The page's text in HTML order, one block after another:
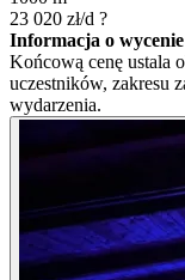
23 020 zł/d ?
Informacja o wycenie
Końcową cenę ustala
uczestników, zakresu
wydarzenia.